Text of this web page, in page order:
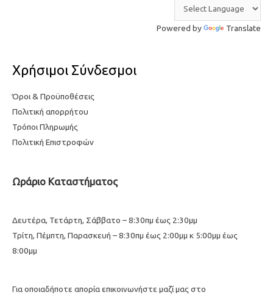
Powered by Translate
Χρήσιμοι Σύνδεσμοι
Όροι & Προϋποθέσεις
Πολιτική απορρήτου
Τρόποι Πληρωμής
Πολιτική Επιστροφών
Ωράριο Καταστήματος
Δευτέρα, Τετάρτη, Σάββατο – 8:30πμ έως 2:30μμ
Τρίτη, Πέμπτη, Παρασκευή – 8:30πμ έως 2:00μμ κ 5:00μμ έως
8:00μμ
Για οποιαδήποτε απορία επικοινωνήστε μαζί μας στο